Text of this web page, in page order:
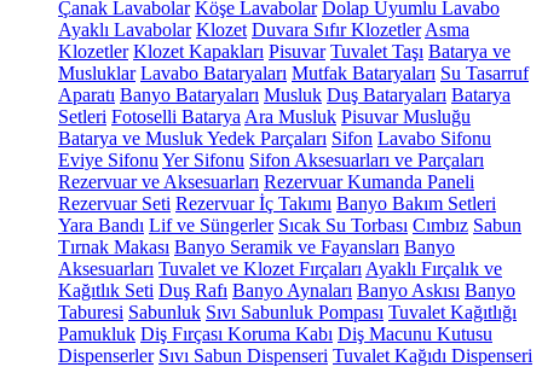
Çanak Lavabolar Köşe Lavabolar Dolap Uyumlu Lavabo
Ayaklı Lavabolar Klozet Duvara Sıfır Klozetler Asma
Klozetler Klozet Kapakları Pisuvar Tuvalet Taşı Batarya ve
Musluklar Lavabo Bataryaları Mutfak Bataryaları Su Tasarruf
Aparatı Banyo Bataryaları Musluk Duş Bataryaları Batarya
Setleri Fotoselli Batarya Ara Musluk Pisuvar Musluğu
Batarya ve Musluk Yedek Parçaları Sifon Lavabo Sifonu
Eviye Sifonu Yer Sifonu Sifon Aksesuarları ve Parçaları
Rezervuar ve Aksesuarları Rezervuar Kumanda Paneli
Rezervuar Seti Rezervuar İç Takımı Banyo Bakım Setleri
Yara Bandı Lif ve Süngerler Sıcak Su Torbası Cımbız Sabun
Tırnak Makası Banyo Seramik ve Fayansları Banyo
Aksesuarları Tuvalet ve Klozet Fırçaları Ayaklı Fırçalık ve
Kağıtlık Seti Duş Rafı Banyo Aynaları Banyo Askısı Banyo
Taburesi Sabunluk Sıvı Sabunluk Pompası Tuvalet Kağıtlığı
Pamukluk Diş Fırçası Koruma Kabı Diş Macunu Kutusu
Dispenserler Sıvı Sabun Dispenseri Tuvalet Kağıdı Dispenseri